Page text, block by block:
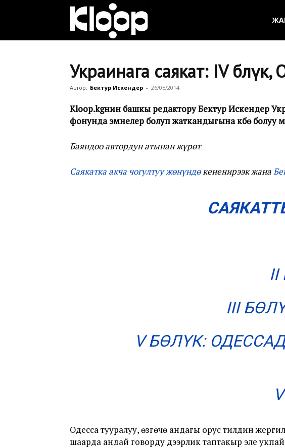
Украинага саякат: IV бөлүк,
Автор: Бектур Искендер - 26/05/2014
Kloop.kgнин башкы редактору Бектур Искендер
фонунда эмнелер болуп жаткандыгына күбө болуу
Баяндоо автордун атынан жүрөт
Саякатка акча чогултуу жөнүндөкененирээк жана
II
III
V БӨЛҮК:
Одесса тууралуу, өзгөчө андагы орус тилдин
шаарда андай говорду дээрлик таптакыр эле